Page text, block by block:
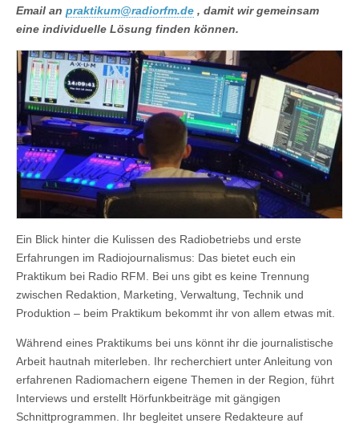
Email an praktikum@radiorfm.de , damit wir gemeinsam
eine individuelle Lösung finden können.
Ein Blick hinter die Kulissen des Radiobetriebs und erste
Erfahrungen im Radiojournalismus: Das bietet euch ein
Praktikum bei Radio RFM. Bei uns gibt es keine Trennung
zwischen Redaktion, Marketing, Verwaltung, Technik und
Produktion – beim Praktikum bekommt ihr von allem etwas mit.
Während eines Praktikums bei uns könnt ihr die journalistische
Arbeit hautnah miterleben. Ihr recherchiert unter Anleitung von
erfahrenen Radiomachern eigene Themen in der Region, führt
Interviews und erstellt Hörfunkbeiträge mit gängigen
Schnittprogrammen. Ihr begleitet unsere Redakteure auf